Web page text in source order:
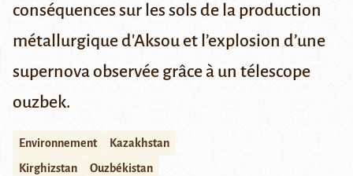
conséquences sur les sols de la production
métallurgique d'Aksou et l’explosion d’une
supernova observée grâce à un télescope
ouzbek.
Environnement
Kazakhstan
Kirghizstan
Ouzbékistan